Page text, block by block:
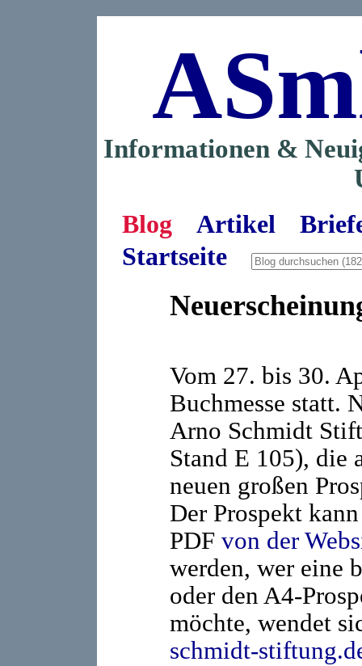
Informationen &
Blog Artikel
Startseite
Vom 27. bis 30.
Buchmesse statt.
Arno Schmidt
Stand E 105), die
neuen großen
Der Prospekt
PDF von der
werden, wer eine
oder den A4-
möchte, wendet
schmidt-